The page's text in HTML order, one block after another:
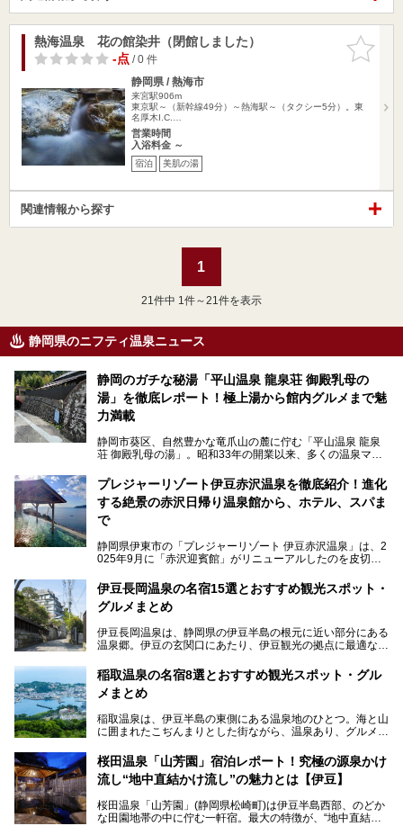
お気に入
りに追加
熱海温泉 花の館染井（閉館しました）
-点/ 0 件
静岡県 / 熱海市
来宮駅906m
東京駅～（新幹線49分）～熱海駅～（タクシー5分）。東
名厚木I.C.…
営業時間
入浴料金 ～
宿泊 美肌の湯
関連情報から探す
1
21 件中 1件～21件を表示
静岡県のニフティ温泉ニュース
静岡のガチな秘湯「平山温泉 龍泉荘 御殿乳母の
湯」を徹底レポート！極上湯から館内グルメまで魅
力満載
静岡市葵区、自然豊かな竜爪山の麓に佇む「平山温泉 龍泉
荘 御殿乳母の湯」。昭和33年の開業以来、多くの温泉マニ
極上温泉です。お湯はもちろん、実はグルメも揃っているん
です。多くのファンを持つ、その圧倒的なこだわりと魅力を
解説します。
プレジャーリゾート伊豆赤沢温泉を徹底紹介！進化
する絶景の赤沢日帰り温泉館から、ホテル、スパま
で
静岡県伊東市の「プレジャーリゾート 伊豆赤沢温泉」は、2
025年9月に「赤沢迎賓館」がリニューアルしたのを皮切り
館」、「RED 28 HOTEL」がリニューアル。さらにこのあ
とグランピング施設のGRAX EARTH FIELD（グラックスア
ースフィールド）、大型屋内アミューズメント施設のPLEA
予定。
ャー施設など、現在リニューアルオープンしている施設を中
心に、家族連れでも大人だけでも、おひとりさまでも多彩な
楽しみ方ができる「プレジャーリゾート 伊豆赤沢温泉」を
───
この記事はプレジャーリゾート 伊豆赤沢温泉のPR記事で
す。
伊豆長岡温泉の名宿15選とおすすめ観光スポット・
グルメまとめ
伊豆長岡温泉は、静岡県の伊豆半島の根元に近い部分にある
温泉郷。伊豆の玄関口にあたり、伊豆観光の拠点に最適な立
ちろん日帰りでも楽しめるのが魅力です。
この記事では、伊豆長岡温泉の歴史や魅力、おすすめの宿を
る温泉施設も紹介します！
稲取温泉の名宿8選とおすすめ観光スポット・グル
メまとめ
稲取温泉は、伊豆半島の東側にある温泉地のひとつ。海と山
に囲まれたこぢんまりとした街ながら、温泉あり、グルメあ
京からは約2時間30分、直通電車もありアクセスしやすいの
もうれしいところ。
入れる温泉施設、チェックしたい観光スポットやアクティビ
ティなどを一挙にまとめピックアップ。伊豆稲取温泉を訪れ
桜田温泉「山芳園」宿泊レポート！究極の源泉かけ
流し“地中直結かけ流し”の魅力とは【伊豆】
桜田温泉「山芳園」(静岡県松崎町)は伊豆半島西部、のどか
な田園地帯の中に佇む一軒宿。最大の特徴が、“地中直結か